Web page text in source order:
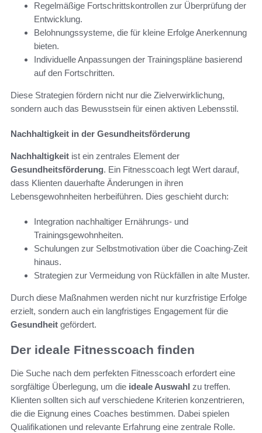
Regelmäßige Fortschrittskontrollen zur Überprüfung der
Entwicklung.
Belohnungssysteme, die für kleine Erfolge Anerkennung
bieten.
Individuelle Anpassungen der Trainingspläne basierend
auf den Fortschritten.
Diese Strategien fördern nicht nur die Zielverwirklichung,
sondern auch das Bewusstsein für einen aktiven Lebensstil.
Nachhaltigkeit in der Gesundheitsförderung
Nachhaltigkeit ist ein zentrales Element der
Gesundheitsförderung. Ein Fitnesscoach legt Wert darauf,
dass Klienten dauerhafte Änderungen in ihren
Lebensgewohnheiten herbeiführen. Dies geschieht durch:
Integration nachhaltiger Ernährungs- und
Trainingsgewohnheiten.
Schulungen zur Selbstmotivation über die Coaching-Zeit
hinaus.
Strategien zur Vermeidung von Rückfällen in alte Muster.
Durch diese Maßnahmen werden nicht nur kurzfristige Erfolge
erzielt, sondern auch ein langfristiges Engagement für die
Gesundheit gefördert.
Der ideale Fitnesscoach finden
Die Suche nach dem perfekten Fitnesscoach erfordert eine
sorgfältige Überlegung, um die ideale Auswahl zu treffen.
Klienten sollten sich auf verschiedene Kriterien konzentrieren,
die die Eignung eines Coaches bestimmen. Dabei spielen
Qualifikationen und relevante Erfahrung eine zentrale Rolle.